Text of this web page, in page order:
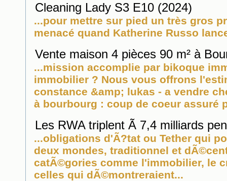
Cleaning Lady S3 E10 (2024)
...pour mettre sur pied un très gros
menacé quand Katherine Russo
Vente maison 4 pièces 90 m² à
...mission accomplie par bikoque
immobilier? Nous vous offrons
constance &amp; lukas - a vendre
à bourbourg : coup de coeur assuré
Les RWA triplent Ã 7,4 milliards
...obligations d'Ã?tat ou Tether qui
deux mondes, traditionnel et
catÃ©gories comme l'immobilier, le
celles qui dÃ©montreraient...